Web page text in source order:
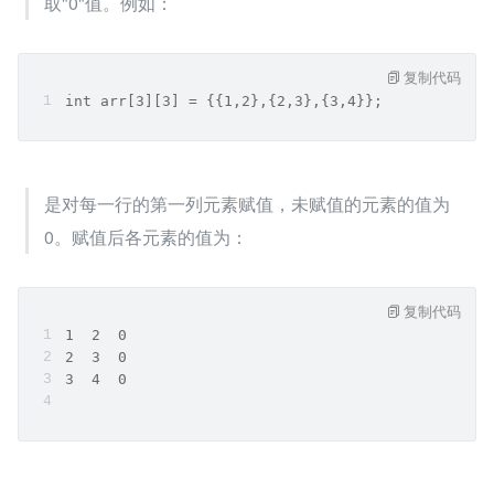
int arr[3][3] = {{1,2},{2,3},{3,4}};
复制代码
是对每一行的第一列元素赋值，未赋值的元素的值为
0。赋值后各元素的值为：
1  2  0
2  3  0
3  4  0
复制代码